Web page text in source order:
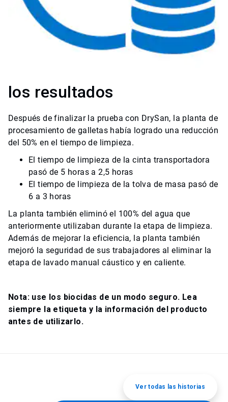
los resultados
Después de finalizar la prueba con DrySan, la planta de
procesamiento de galletas había logrado una reducción
del 50% en el tiempo de limpieza.
El tiempo de limpieza de la cinta transportadora
pasó de 5 horas a 2,5 horas
El tiempo de limpieza de la tolva de masa pasó de
6 a 3 horas
La planta también eliminó el 100% del agua que
anteriormente utilizaban durante la etapa de limpieza.
Además de mejorar la eficiencia, la planta también
mejoró la seguridad de sus trabajadores al eliminar la
etapa de lavado manual cáustico y en caliente.
Nota: use los biocidas de un modo seguro. Lea
siempre la etiqueta y la información del producto
antes de utilizarlo.
Ver todas las historias